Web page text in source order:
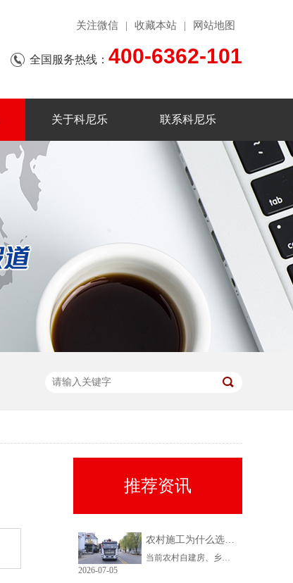
关注微信 收藏本站 网站地图
全国服务热线： 400-6362-101
关于科尼乐 联系科尼乐
推荐资讯
农村施工为什么选择科尼乐32米泵车
当前农村自建房、乡镇小型基建需求持续上涨，乡镇泵车租赁需求稳定、回款快，是很多租赁老板的核心盈利市场。但农村工况复杂、场地受限、料况不稳定，传统大机型进场难、闲置高，杂牌小机型配置缩水、故障多、运维贵。综合工况适配性、稳定性、性价比来看，科尼乐32米泵车凭借均衡的参数配置和乡镇专属性能，成为农村施工的黄金主力机型。
2026-07-05